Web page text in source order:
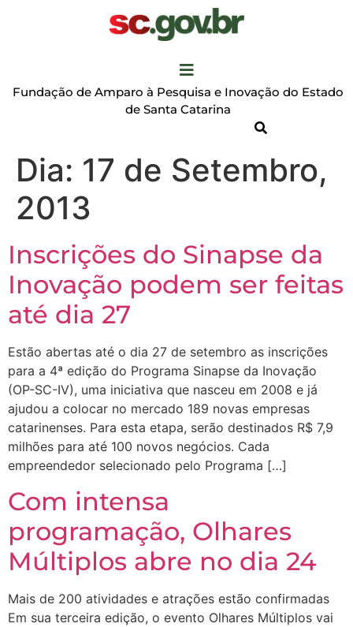
Fundação de Amparo à Pesquisa e Inovação do Estado
de Santa Catarina
Dia: 17 de Setembro,
2013
Inscrições do Sinapse da
Inovação podem ser feitas
até dia 27
Estão abertas até o dia 27 de setembro as inscrições
para a 4ª edição do Programa Sinapse da Inovação
(OP-SC-IV), uma iniciativa que nasceu em 2008 e já
ajudou a colocar no mercado 189 novas empresas
catarinenses. Para esta etapa, serão destinados R$ 7,9
milhões para até 100 novos negócios. Cada
empreendedor selecionado pelo Programa […]
Com intensa
programação, Olhares
Múltiplos abre no dia 24
Mais de 200 atividades e atrações estão confirmadas
Em sua terceira edição, o evento Olhares Múltiplos vai